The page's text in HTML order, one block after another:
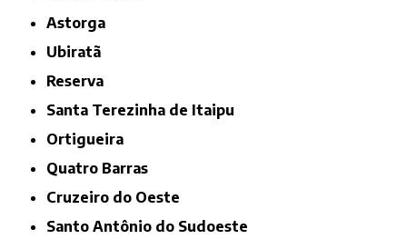
Astorga
Ubiratã
Reserva
Santa Terezinha de Itaipu
Ortigueira
Quatro Barras
Cruzeiro do Oeste
Santo Antônio do Sudoeste